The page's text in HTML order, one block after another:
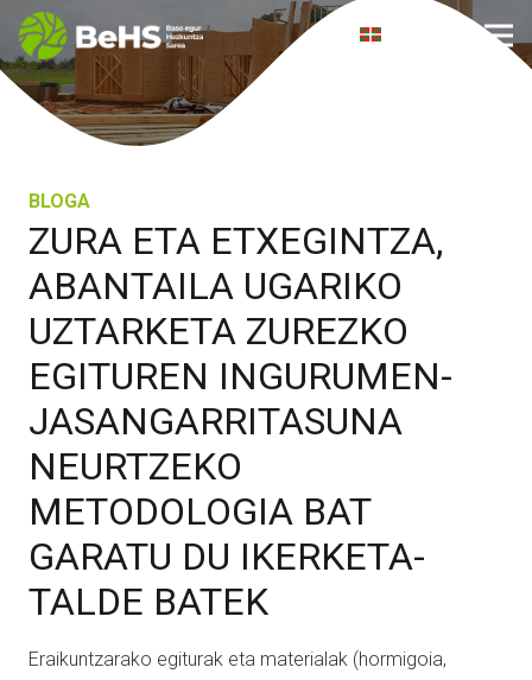
BLOGA
ZURA ETA ETXEGINTZA,
ABANTAILA UGARIKO
UZTARKETA ZUREZKO
EGITUREN INGURUMEN-
JASANGARRITASUNA
NEURTZEKO
METODOLOGIA BAT
GARATU DU IKERKETA-
TALDE BATEK
Eraikuntzarako egiturak eta materialak (hormigoia,